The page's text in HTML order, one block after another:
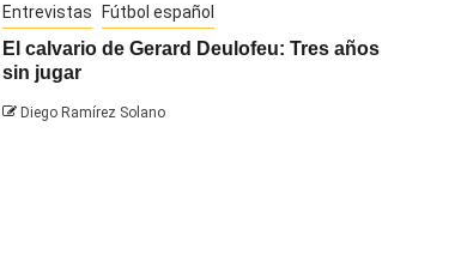
Entrevistas Fútbol español
El calvario de Gerard Deulofeu: Tres años
sin jugar
Diego Ramírez Solano